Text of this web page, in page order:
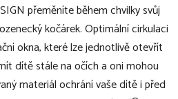
přeměníte během chvilky svůj
kočárek. Optimální cirkulaci
okna, které lze jednotlivě otevřít
dítě stále na očích a oni mohou
materiál ochrání vaše dítě i před